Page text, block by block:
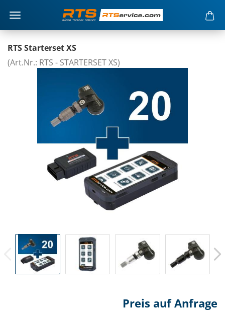
RTS Starterset XS
(Art.Nr.: RTS - STARTERSET XS)
Preis auf Anfrage